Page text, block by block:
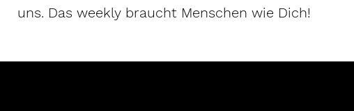
uns. Das weekly braucht Menschen wie Dich!